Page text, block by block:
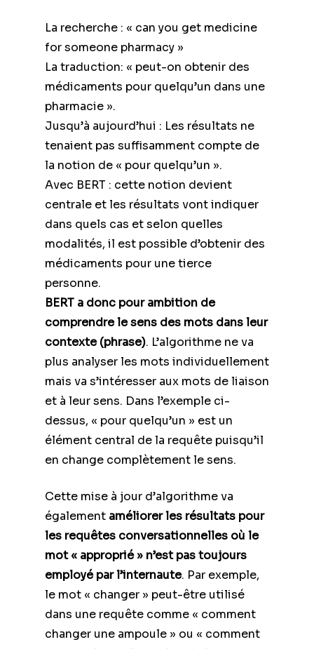
La recherche : « can you get medicine
for someone pharmacy »
La traduction: « peut-on obtenir des
médicaments pour quelqu’un dans une
pharmacie ».
Jusqu’à aujourd’hui : Les résultats ne
tenaient pas suffisamment compte de
la notion de « pour quelqu’un ».
Avec BERT : cette notion devient
centrale et les résultats vont indiquer
dans quels cas et selon quelles
modalités, il est possible d’obtenir des
médicaments pour une tierce
personne.
BERT a donc pour ambition de
comprendre le sens des mots dans leur
contexte (phrase). L’algorithme ne va
plus analyser les mots individuellement
mais va s’intéresser aux mots de liaison
et à leur sens. Dans l’exemple ci-
dessus, « pour quelqu’un » est un
élément central de la requête puisqu’il
en change complètement le sens.
Cette mise à jour d’algorithme va
également améliorer les résultats pour
les requêtes conversationnelles où le
mot « approprié » n’est pas toujours
employé par l’internaute. Par exemple,
le mot « changer » peut-être utilisé
dans une requête comme « comment
changer une ampoule » ou « comment